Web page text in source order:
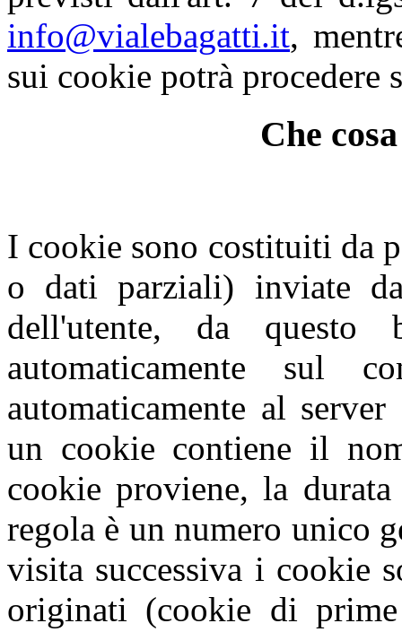
info@vialebagatti.it,
sui cookie potrà procedere
Che
I cookie sono costituiti da
o dati parziali) inviate
dell'utente, da questo
automaticamente sul
automaticamente al
un cookie contiene il
cookie proviene, la
regola è un numero unico
visita successiva i cookie
originati (cookie di